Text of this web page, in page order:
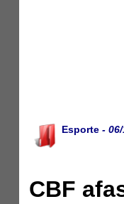
Esporte -
CBF